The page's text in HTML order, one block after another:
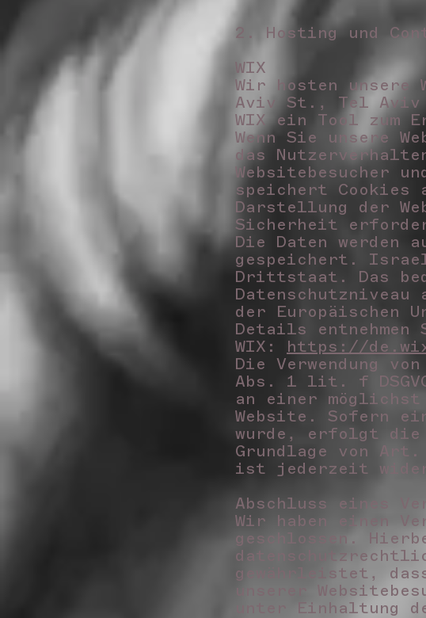
2. Hosting und
WIX
Wir hosten unsere
Aviv St., Tel Aviv
WIX ein Tool zum
Wenn Sie unsere
das
Websitebesucher
speichert
Darstellung der
Sicherheit
Die Daten werden
gespeichert.
Drittstaat. Das
der Europäischen
Details entnehmen
WIX: https://
Die Verwendung
Abs. 1 lit. f
an einer
Website. Sofern
wurde, erfolgt die
Grundlage von
ist jederzeit
Abschluss eines
Wir haben einen
geschlossen.
gewährleistet, dass
unserer
unter Einhaltung